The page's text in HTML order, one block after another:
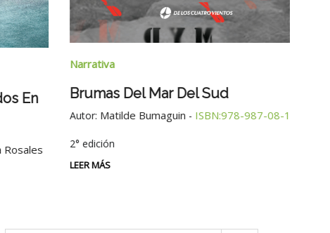
Narrativa
Brumas Del Mar Del Sud
Matilde Bumaguin-ISBN:978-987-08-1935-6
2° edición